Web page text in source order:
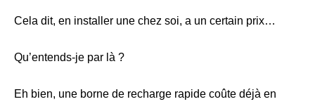
Cela dit, en installer une chez soi, a un certain prix…
Qu’entends-je par là ?
Eh bien, une borne de recharge rapide coûte déjà en